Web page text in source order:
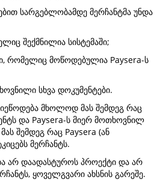
სარგებლობამდე მერჩანტმა უნდა
შექმნილია სისტემაში;
რომელიც მოწოდებულია Paysera-ს
სხვა დოკუმენტები.
მხოლოდ მას შემდეგ რაც
და Paysera-ს მიერ მოთხოვნილ
შემდეგ რაც Paysera (ან
მერჩანტს.
არ დაადასტუროს პროექტი და არ
ყოველგვარი ახსნის გარეშე.